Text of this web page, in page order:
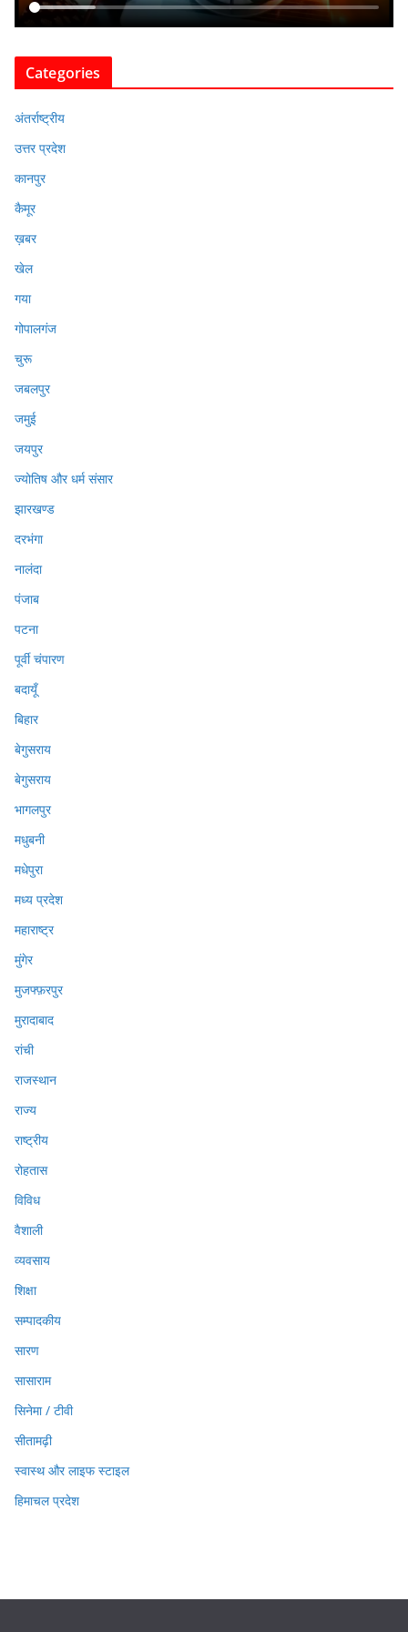
Categories
अंतर्राष्ट्रीय
उत्तर प्रदेश
कानपुर
कैमूर
ख़बर
खेल
गया
गोपालगंज
चुरू
जबलपुर
जमुई
जयपुर
ज्योतिष और धर्म संसार
झारखण्ड
दरभंगा
नालंदा
पंजाब
पटना
पूर्वी चंपारण
बदायूँ
बिहार
बेगुसराय
बेगुसराय
भागलपुर
मधुबनी
मधेपुरा
मध्य प्रदेश
महाराष्ट्र
मुंगेर
मुजफ्फ़रपुर
मुरादाबाद
रांची
राजस्थान
राज्य
राष्ट्रीय
रोहतास
विविध
वैशाली
व्यवसाय
शिक्षा
सम्पादकीय
सारण
सासाराम
सिनेमा / टीवी
सीतामढ़ी
स्वास्थ और लाइफ स्टाइल
हिमाचल प्रदेश